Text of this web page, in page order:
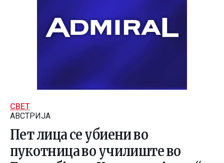
СВЕТ
АВСТРИЈА
Пет лица се убиени во
пукотница во училиште во